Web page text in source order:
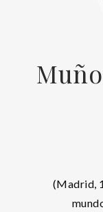
(Madrid,